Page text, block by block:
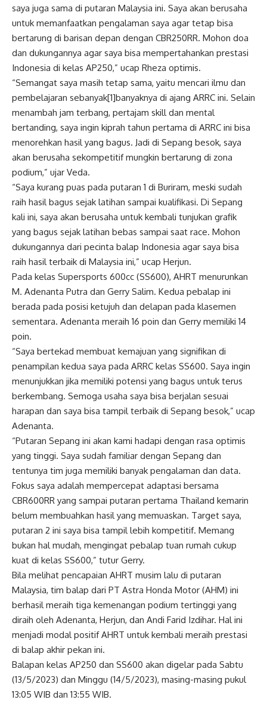
saya juga sama di putaran Malaysia ini. Saya akan berusaha
untuk memanfaatkan pengalaman saya agar tetap bisa
bertarung di barisan depan dengan CBR250RR. Mohon doa
dan dukungannya agar saya bisa mempertahankan prestasi
Indonesia di kelas AP250,” ucap Rheza optimis.
“Semangat saya masih tetap sama, yaitu mencari ilmu dan
pembelajaran sebanyak[1]banyaknya di ajang ARRC ini. Selain
menambah jam terbang, pertajam skill dan mental
bertanding, saya ingin kiprah tahun pertama di ARRC ini bisa
menorehkan hasil yang bagus. Jadi di Sepang besok, saya
akan berusaha sekompetitif mungkin bertarung di zona
podium,” ujar Veda.
“Saya kurang puas pada putaran 1 di Buriram, meski sudah
raih hasil bagus sejak latihan sampai kualifikasi. Di Sepang
kali ini, saya akan berusaha untuk kembali tunjukan grafik
yang bagus sejak latihan bebas sampai saat race. Mohon
dukungannya dari pecinta balap Indonesia agar saya bisa
raih hasil terbaik di Malaysia ini,” ucap Herjun.
Pada kelas Supersports 600cc (SS600), AHRT menurunkan
M. Adenanta Putra dan Gerry Salim. Kedua pebalap ini
berada pada posisi ketujuh dan delapan pada klasemen
sementara. Adenanta meraih 16 poin dan Gerry memiliki 14
poin.
“Saya bertekad membuat kemajuan yang signifikan di
penampilan kedua saya pada ARRC kelas SS600. Saya ingin
menunjukkan jika memiliki potensi yang bagus untuk terus
berkembang. Semoga usaha saya bisa berjalan sesuai
harapan dan saya bisa tampil terbaik di Sepang besok,” ucap
Adenanta.
“Putaran Sepang ini akan kami hadapi dengan rasa optimis
yang tinggi. Saya sudah familiar dengan Sepang dan
tentunya tim juga memiliki banyak pengalaman dan data.
Fokus saya adalah mempercepat adaptasi bersama
CBR600RR yang sampai putaran pertama Thailand kemarin
belum membuahkan hasil yang memuaskan. Target saya,
putaran 2 ini saya bisa tampil lebih kompetitif. Memang
bukan hal mudah, mengingat pebalap tuan rumah cukup
kuat di kelas SS600,” tutur Gerry.
Bila melihat pencapaian AHRT musim lalu di putaran
Malaysia, tim balap dari PT Astra Honda Motor (AHM) ini
berhasil meraih tiga kemenangan podium tertinggi yang
diraih oleh Adenanta, Herjun, dan Andi Farid Izdihar. Hal ini
menjadi modal positif AHRT untuk kembali meraih prestasi
di balap akhir pekan ini.
Balapan kelas AP250 dan SS600 akan digelar pada Sabtu
(13/5/2023) dan Minggu (14/5/2023), masing-masing pukul
13:05 WIB dan 13:55 WIB.